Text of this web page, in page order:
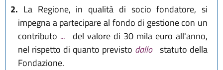
2. La Regione, in qualità di socio fondatore, si
impegna a partecipare al fondo di gestione con un
contributo ...
del valore di 30 mila euro all'anno,
nel rispetto di quanto previsto dallo statuto della
Fondazione.